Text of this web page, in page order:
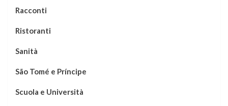
Racconti
Ristoranti
Sanità
São Tomé e Príncipe
Scuola e Università